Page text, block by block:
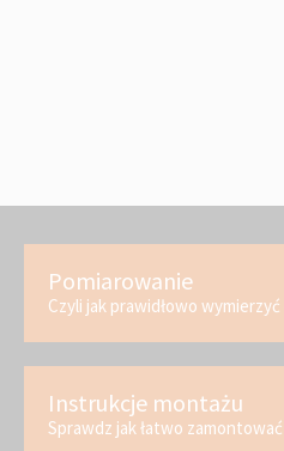
Pomiarowanie
Czyli jak prawidłowo
Instrukcje montażu
Sprawdz jak łatwo